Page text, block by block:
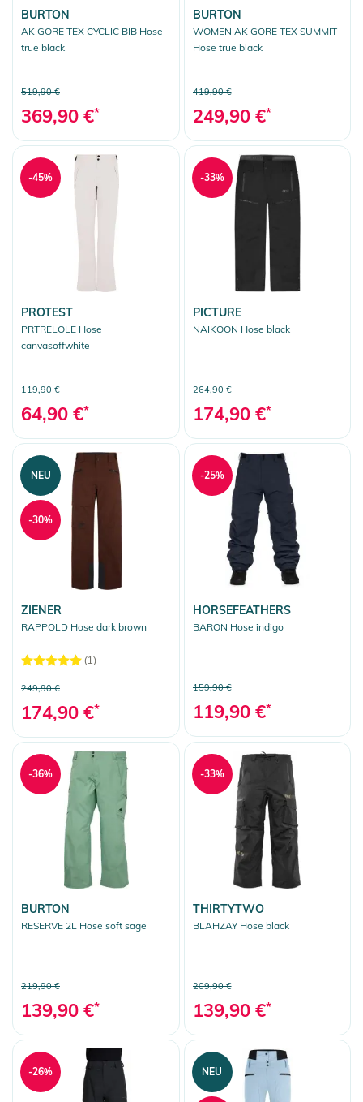
BURTON
AK GORE TEX CYCLIC BIB Hose
true black
519,90 €
369,90 €*
BURTON
WOMEN AK GORE TEX SUMMIT
Hose true black
419,90 €
249,90 €*
PROTEST
PRTRELOLE Hose
canvasoffwhite
119,90 €
64,90 €*
-45%
PICTURE
NAIKOON Hose black
264,90 €
174,90 €*
-33%
ZIENER
RAPPOLD Hose dark brown
(1)
249,90 €
174,90 €*
NEU
-30%
HORSEFEATHERS
BARON Hose indigo
159,90 €
119,90 €*
-25%
BURTON
RESERVE 2L Hose soft sage
219,90 €
139,90 €*
-36%
THIRTYTWO
BLAHZAY Hose black
209,90 €
139,90 €*
-33%
-26% NEU